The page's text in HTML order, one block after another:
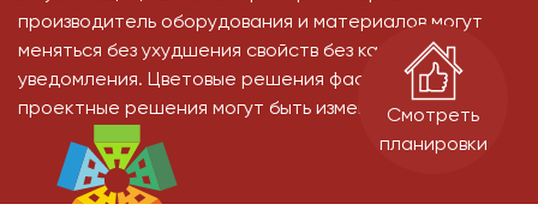
производитель оборудования и материалов могут
меняться без ухудшения свойств без какого-либо
уведомления. Цветовые решения фасадов, и иные
проектные решения могут быть измененыСмотреть
планировки